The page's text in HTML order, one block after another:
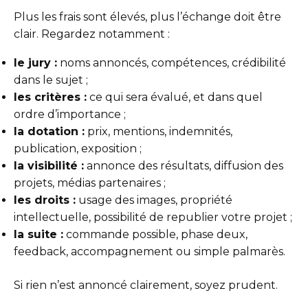
Plus les frais sont élevés, plus l’échange doit être
clair. Regardez notamment :
le jury : noms annoncés, compétences, crédibilité
dans le sujet ;
les critères : ce qui sera évalué, et dans quel
ordre d’importance ;
la dotation : prix, mentions, indemnités,
publication, exposition ;
la visibilité : annonce des résultats, diffusion des
projets, médias partenaires ;
les droits : usage des images, propriété
intellectuelle, possibilité de republier votre projet ;
la suite : commande possible, phase deux,
feedback, accompagnement ou simple palmarès.
Si rien n’est annoncé clairement, soyez prudent.